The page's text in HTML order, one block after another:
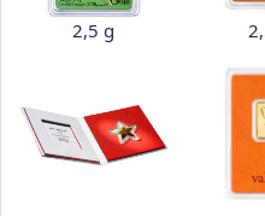
2,5 g